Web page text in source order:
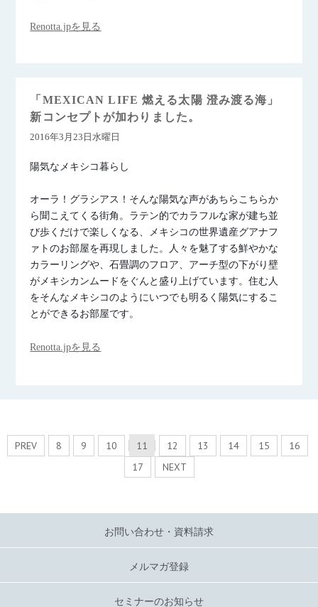
Renotta.jpを見る
「MEXICAN LIFE 燃える太陽 澄み渡る海」
新コンセプトが加わりました。
2016年3月23日水曜日
陽気なメキシコ暮らし
オーラ！グラシアス！そんな陽気な声があちらこちらか
ら聞こえてくる街角。ラテン的でカラフルな家が建ち並
び歩くだけで楽しくなる、メキシコの世界遺産グアナフ
ァトのお部屋を再現しました。人々を魅了する鮮やかな
カラーリングや、石畳調のフロア、アーチ型の下がり壁
がメキシカンムードをぐんと盛り上げています。住む人
をそんなメキシコのようにいつでも明るく陽気にするこ
とができるお部屋です。
Renotta.jpを見る
PREV 8 9 10 11 12 13 14 15
16
17
NEXT
お問い合わせ・資料請求
メルマガ登録
セミナーのお知らせ